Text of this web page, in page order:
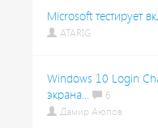
Microsoft тестирует
ATARIG
Windows 10 Login
экрана...
6
Дамир Аюпов